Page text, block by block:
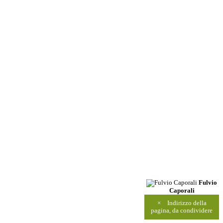
Fulvio
Caporali
×
Indirizzo della
pagina, da condividere